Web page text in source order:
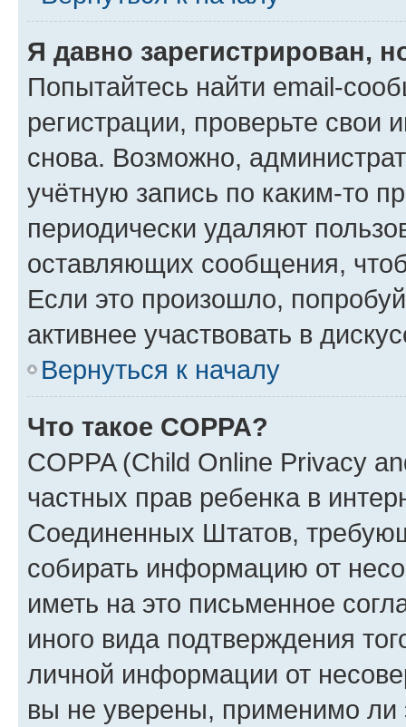
Я давно зарегистрирован,
Попытайтесь найти email-
регистрации, проверьте свои
снова. Возможно,
учётную запись по каким-то
периодически удаляют
оставляющих сообщения,
Если это произошло,
активнее участвовать в
Вернуться к началу
Что такое COPPA?
COPPA (Child Online Privacy
частных прав ребенка в
Соединенных Штатов,
собирать информацию от
иметь на это письменное
иного вида подтверждения
личной информации от
вы не уверены, применимо ли